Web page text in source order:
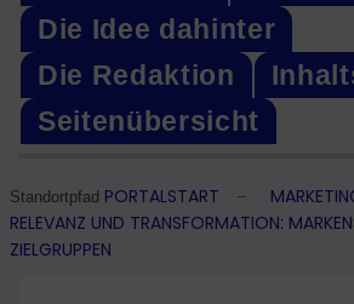
Die Idee dahinter
Die Redaktion
Seitenübersicht
Standortpfad PORTALSTART –
RELEVANZ UND TRANSFORMATION:
ZIELGRUPPEN